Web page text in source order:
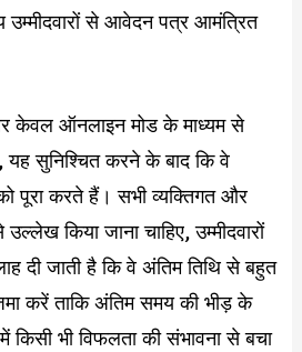
उम्मीदवारों से आवेदन पत्र आमंत्रित
केवल ऑनलाइन मोड के माध्यम से
सुनिश्चित करने के बाद कि वे
पूरा करते हैं। सभी व्यक्तिगत और
किया जाना चाहिए, उम्मीदवारों
दी जाती है कि वे अंतिम तिथि से बहुत
करें ताकि अंतिम समय की भीड़ के
भी विफलता की संभावना से बचा